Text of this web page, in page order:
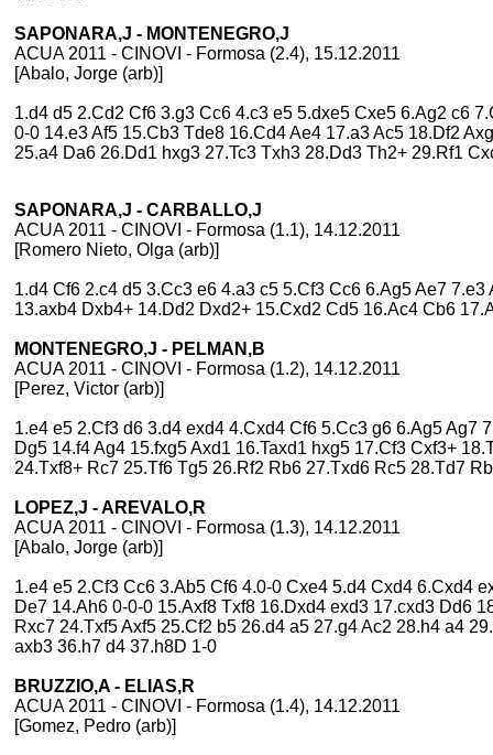
SAPONARA,J - MONTENEGRO,J
ACUA 2011 - CINOVI - Formosa (2.4), 15.12.2011
[Abalo, Jorge (arb)]
1.d4 d5 2.Cd2 Cf6 3.g3 Cc6 4.c3 e5 5.dxe5 Cxe5 6.Ag2 c6
0-0 14.e3 Af5 15.Cb3 Tde8 16.Cd4 Ae4 17.a3 Ac5 18.Df2
25.a4 Da6 26.Dd1 hxg3 27.Tc3 Txh3 28.Dd3 Th2+ 29.Rf1
SAPONARA,J - CARBALLO,J
ACUA 2011 - CINOVI - Formosa (1.1), 14.12.2011
[Romero Nieto, Olga (arb)]
1.d4 Cf6 2.c4 d5 3.Cc3 e6 4.a3 c5 5.Cf3 Cc6 6.Ag5 Ae7
13.axb4 Dxb4+ 14.Dd2 Dxd2+ 15.Cxd2 Cd5 16.Ac4 Cb6
MONTENEGRO,J - PELMAN,B
ACUA 2011 - CINOVI - Formosa (1.2), 14.12.2011
[Perez, Victor (arb)]
1.e4 e5 2.Cf3 d6 3.d4 exd4 4.Cxd4 Cf6 5.Cc3 g6 6.Ag5 Ag7
Dg5 14.f4 Ag4 15.fxg5 Axd1 16.Taxd1 hxg5 17.Cf3 Cxf3+
24.Txf8+ Rc7 25.Tf6 Tg5 26.Rf2 Rb6 27.Txd6 Rc5 28.Td7
LOPEZ,J - AREVALO,R
ACUA 2011 - CINOVI - Formosa (1.3), 14.12.2011
[Abalo, Jorge (arb)]
1.e4 e5 2.Cf3 Cc6 3.Ab5 Cf6 4.0-0 Cxe4 5.d4 Cxd4 6.Cxd4
De7 14.Ah6 0-0-0 15.Axf8 Txf8 16.Dxd4 exd3 17.cxd3 Dd6
Rxc7 24.Txf5 Axf5 25.Cf2 b5 26.d4 a5 27.g4 Ac2 28.h4 a4
axb3 36.h7 d4 37.h8D 1-0
BRUZZIO,A - ELIAS,R
ACUA 2011 - CINOVI - Formosa (1.4), 14.12.2011
[Gomez, Pedro (arb)]